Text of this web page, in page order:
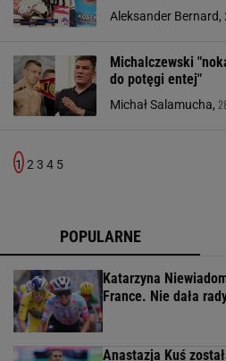
Aleksander Bernard,
Michalczewski
do potęgi entej"
Michał Salamucha,
1 2 3 4 5
POPULARNE
Katarzyna
France. Nie dała
Anastazja Kuś